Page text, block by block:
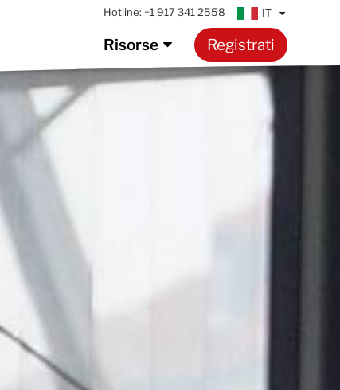
Hotline: +1 917 341 2558 IT
Risorse Registrati